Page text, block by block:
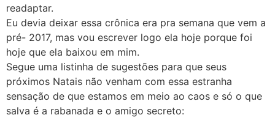
readaptar.
Eu devia deixar essa crônica era pra semana que vem a
pré- 2017, mas vou escrever logo ela hoje porque foi
hoje que ela baixou em mim.
Segue uma listinha de sugestões para que seus
próximos Natais não venham com essa estranha
sensação de que estamos em meio ao caos e só o que
salva é a rabanada e o amigo secreto: